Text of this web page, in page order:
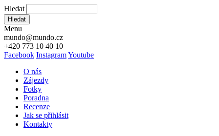
Hledat
Hledat
Menu
mundo@mundo.cz
+420 773 10 40 10
Facebook InstagramYoutube
O nás
Zájezdy
Fotky
Poradna
Recenze
Jak se přihlásit
Kontakty